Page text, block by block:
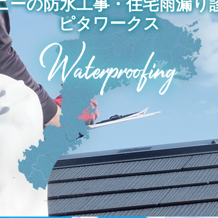
ーの防水工事・住宅雨漏り
ピタワークス